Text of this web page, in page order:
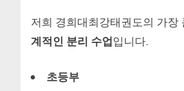
저희 경희대최강태권도의 가장
계적인 분리 수업입니다.
초등부